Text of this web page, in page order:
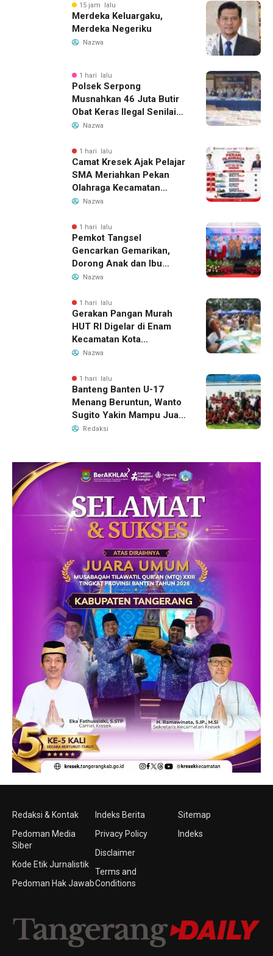
15 jam lalu
Merdeka Keluargaku,
Merdeka Negeriku
Nazwa
1 hari lalu
Polsek Serpong
Musnahkan 46 Juta Butir
Obat Keras Ilegal Senilai
Rp230 Miliar
Nazwa
1 hari lalu
Camat Kresek Ajak Pelajar
SMA Meriahkan Pekan
Olahraga Kecamatan
Kresek 2026
Nazwa
1 hari lalu
Pemkot Tangsel
Gencarkan Gemarikan,
Dorong Anak dan Ibu
Hamil Penuhi Protein
Nazwa
1 hari lalu
Gerakan Pangan Murah
HUT RI Digelar di Enam
Kecamatan Kota
Tangerang, Catat
Nazwa
1 hari lalu
Banteng Banten U-17
Menang Beruntun, Wanto
Sugito Yakin Mampu Juara
Soekarno Cup 2026
Redaksi
Redaksi & Kontak
Pedoman Media
Siber
Kode Etik Jurnalistik
Pedoman Hak Jawab
Indeks Berita
Privacy Policy
Disclaimer
Terms and
Conditions
Sitemap
Indeks